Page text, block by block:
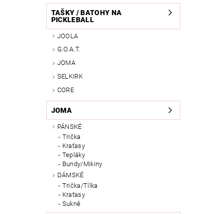
TAŠKY / BATOHY NA
PICKLEBALL
JOOLA
G.O.A.T.
JOMA
SELKIRK
CORE
JOMA
PÁNSKÉ
Trička
Kraťasy
Tepláky
Bundy/Mikiny
DÁMSKÉ
Trička/Tílka
Kraťasy
Sukně